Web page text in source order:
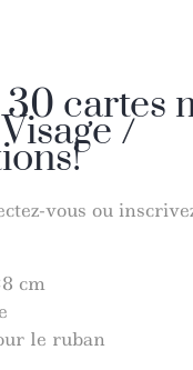
cartes
/
vous ou
cm
le ruban